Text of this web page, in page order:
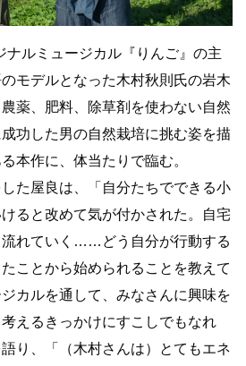
ナルミュージカル『りんご』の主
モデルとなった木村秋則氏の岩木
薬、肥料、除草剤を使わない自然
功した男の自然栽培に挑む姿を描
本作に、体当たりで臨む。
た屋良は、「自分たちでできる小
ると改めて気が付かされた。自宅
流れていく……どう自分が行動する
ことから始められることを教えて
カルを通して、みなさんに興味を
えるきっかけにすこしでもなれ
り、「（木村さんは）とてもエネ